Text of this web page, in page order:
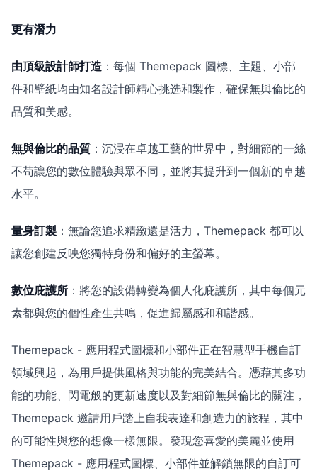
更有潛力
由頂級設計師打造 ：每個 Themepack 圖標、主題、小部
件和壁紙均由知名設計師精心挑选和製作，確保無與倫比的
品質和美感。
無與倫比的品質 ：沉浸在卓越工藝的世界中，對細節的一絲
不苟讓您的數位體驗與眾不同，並將其提升到一個新的卓越
水平。
量身訂製 ：無論您追求精緻還是活力，Themepack 都可以
讓您創建反映您獨特身份和偏好的主螢幕。
數位庇護所 ：將您的設備轉變為個人化庇護所，其中每個元
素都與您的個性產生共鳴，促進歸屬感和和諧感。
Themepack - 應用程式圖標和小部件正在智慧型手機自訂
領域興起，為用戶提供風格與功能的完美結合。憑藉其多功
能的功能、閃電般的更新速度以及對細節無與倫比的關注，
Themepack 邀請用戶踏上自我表達和創造力的旅程，其中
的可能性與您的想像一樣無限。發現您喜愛的美麗並使用
Themepack - 應用程式圖標、小部件並解鎖無限的自訂可